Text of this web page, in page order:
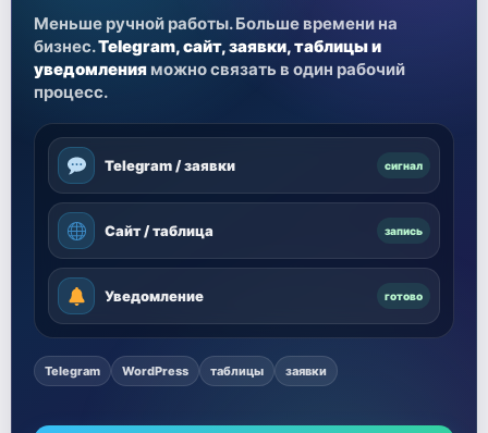
Меньше ручной работы. Больше времени на
бизнес.Telegram, сайт, заявки, таблицы и
уведомления можно связать в один рабочий
процесс.
Telegram / заявки сигнал
Сайт / таблица запись
Уведомление готово
Telegram WordPress таблицы заявки